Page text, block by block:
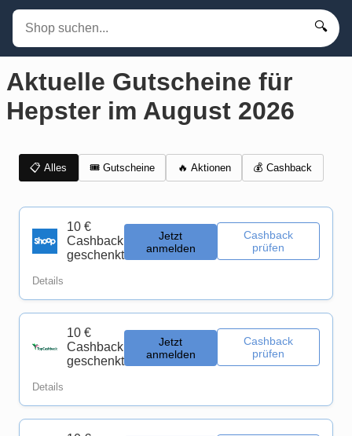
🔍
Aktuelle Gutscheine für
Hepster im August 2026
📋 Alles 🎟️ Gutscheine 🔥 Aktionen 💰 Cashback
10 €
Cashback
geschenkt
Jetzt
anmelden
Cashback
prüfen
Details
10 €
Cashback
geschenkt
Jetzt
anmelden
Cashback
prüfen
Details